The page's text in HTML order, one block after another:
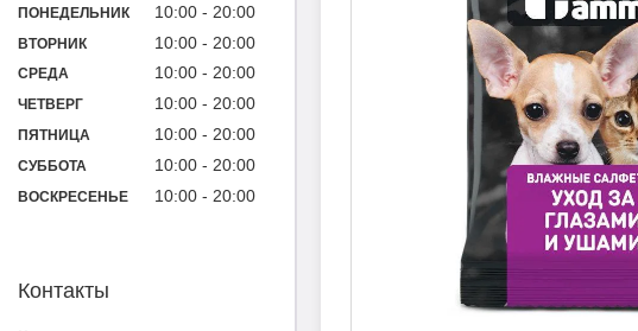
ПОНЕДЕЛЬНИК 10:00 20:00
ВТОРНИК 10:00 20:00
СРЕДА 10:00 20:00
ЧЕТВЕРГ 10:00 20:00
ПЯТНИЦА 10:00 20:00
СУББОТА 10:00 20:00
ВОСКРЕСЕНЬЕ 10:00 20:00
Контакты